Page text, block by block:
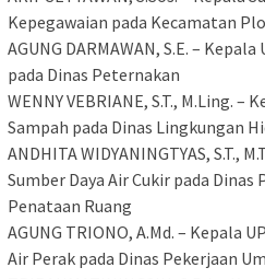
Kepegawaian pada Kecamatan
​AGUNG DARMAWAN, S.E. –
pada Dinas Peternakan
​WENNY VEBRIANE, S.T., M.Ling. –
Sampah pada Dinas Lingkungan
​ANDHITA WIDYANINGTYAS, S.T.,
Sumber Daya Air Cukir pada Dinas
Penataan Ruang
​AGUNG TRIONO, A.Md. – Kepala
Air Perak pada Dinas Pekerjaan